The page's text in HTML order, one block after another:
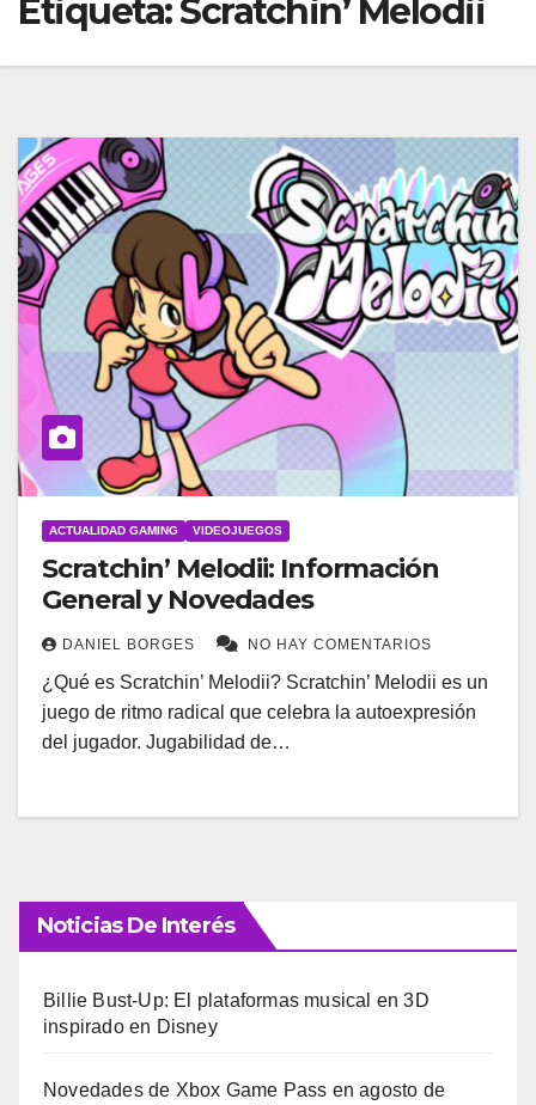
Etiqueta:Scratchin’ Melodii
ACTUALIDAD GAMING VIDEOJUEGOS
Scratchin’ Melodii: Información
General y Novedades
DANIEL BORGES NO HAY COMENTARIOS
¿Qué es Scratchin’ Melodii? Scratchin’ Melodii es un
juego de ritmo radical que celebra la autoexpresión
del jugador. Jugabilidad de…
Noticias De Interés
Billie Bust-Up: El plataformas musical en 3D
inspirado en Disney
Novedades de Xbox Game Pass en agosto de